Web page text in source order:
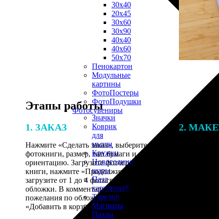
30х40
20х45
30х60
30х90
40х40
40х60
50х70
Пенокартон
Модульные
картины
ФотоПостеры
ФотоПодушки
Фотоcувениры
Значки
Коврик
для
мыши
Кружки
Новогодние
шары
Пазл
картонный
Тарелки
Магниты
Пазлы
Этапы работы
1. ЗАКАЗ
Нажмите «Сделать заказ», выберите тип
фотокниги, размер, тип бумаги и
ориентацию. Загрузите фотографии для
книги, нажмите «Продолжить» и
загрузите от 1 до 4 фотографий для
обложки. В комментарии оставьте свои
пожелания по обложке, нажмите
«Добавить в корзину».
2.